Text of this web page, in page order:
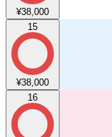
¥38,000
15
¥38,000
16